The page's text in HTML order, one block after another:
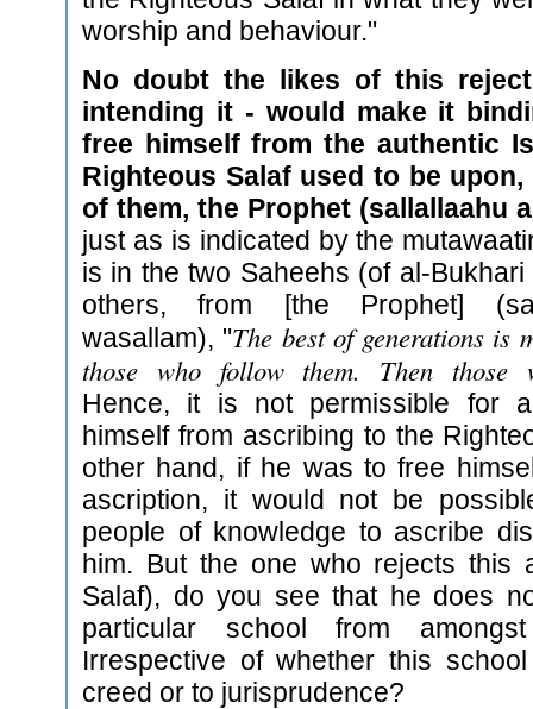
worship and behaviour."
No doubt the likes of this
intending it - would make it
free himself from the authentic
Righteous Salaf used to be
of them, the Prophet (sallallaahu
just as is indicated by the
is in the two Saheehs (of al-
others, from [the Prophet]
wasallam), "The best of generations is
those who follow them. Then those
Hence, it is not permissible for
himself from ascribing to the
other hand, if he was to free
ascription, it would not be
people of knowledge to ascribe
him. But the one who rejects this
Salaf), do you see that he does
particular school from
Irrespective of whether this
creed or to jurisprudence?